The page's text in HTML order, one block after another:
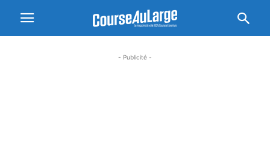
- Publicité -